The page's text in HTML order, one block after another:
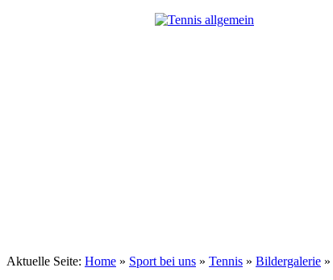
Aktuelle Seite: Home » Sport bei uns » Tennis » Bildergalerie »